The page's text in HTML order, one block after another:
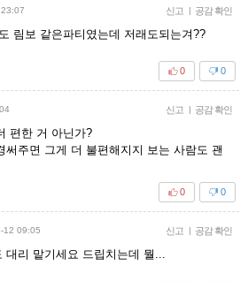
신고 | 공감 확인
림보 같은파티였는데 저래도되는겨??
0
0
신고 | 공감 확인
편한 거 아닌가?
써주면 그게 더 불편해지지 보는 사람도 괜
0
0
12 09:05 신고 | 공감 확인
리 맡기세요 드립치는데 뭘...